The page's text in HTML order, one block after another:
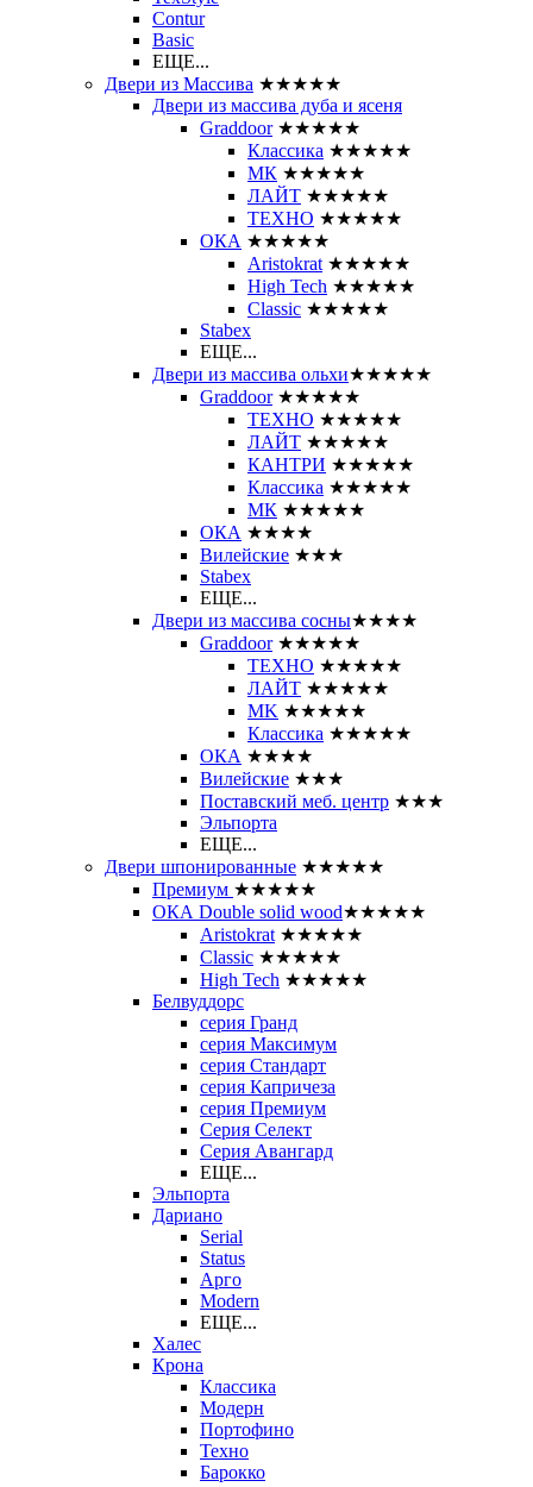
Contur
Basic
ЕЩЕ...
Двери из Массива ★★★★★
Двери из массива дуба и ясеня
Graddoor ★★★★★
Классика ★★★★★
МК ★★★★★
ЛАЙТ ★★★★★
ТЕХНО ★★★★★
ОКА ★★★★★
Aristokrat ★★★★★
High Tech ★★★★★
Classic ★★★★★
Stabex
ЕЩЕ...
Двери из массива ольхи★★★★★
Graddoor ★★★★★
ТЕХНО ★★★★★
ЛАЙТ ★★★★★
КАНТРИ ★★★★★
Классика ★★★★★
МК ★★★★★
ОКА ★★★★
Вилейские ★★★
Stabex
ЕЩЕ...
Двери из массива сосны★★★★
Graddoor ★★★★★
ТЕХНО ★★★★★
ЛАЙТ ★★★★★
MK ★★★★★
Классика ★★★★★
ОКА ★★★★
Вилейские ★★★
Поставский меб. центр ★★★
Эльпорта
ЕЩЕ...
Двери шпонированные ★★★★★
Премиум ★★★★★
ОКА Double solid wood★★★★★
Aristokrat ★★★★★
Classic ★★★★★
High Tech ★★★★★
Белвуддорс
серия Гранд
серия Максимум
серия Стандарт
серия Капричеза
серия Премиум
Серия Селект
Серия Авангард
ЕЩЕ...
Эльпорта
Дариано
Serial
Status
Арго
Modern
ЕЩЕ...
Халес
Крона
Классика
Модерн
Портофино
Техно
Барокко